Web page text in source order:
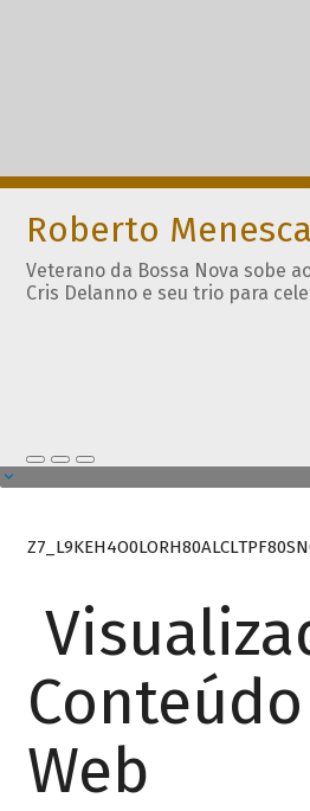
Roberto
Veterano da Bossa Nova sobe
Cris Delanno e seu trio para
Web